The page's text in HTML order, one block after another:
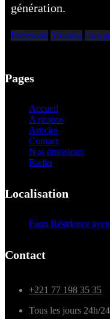
génération.
Facebook Youtube
Pages
Accueil
A propos
Articles
Contact
Nos émissions
Radio
Localisation
Fann Résidence
Contact
+221 77 198 35 35
Tous les jours 24h/24